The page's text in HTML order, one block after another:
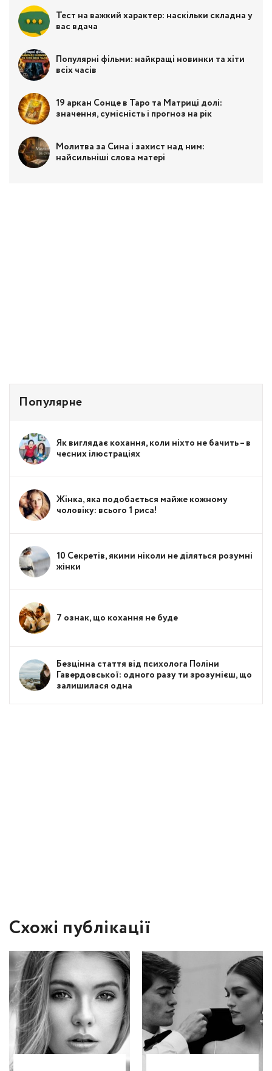
Тест на важкий характер: наскільки складна у
вас вдача
Популярні фільми: найкращі новинки та хіти
всіх часів
19 аркан Сонце в Таро та Матриці долі:
значення, сумісність і прогноз на рік
Молитва за Сина і захист над ним:
найсильніші слова матері
Популярне
Як виглядає кохання, коли ніхто не бачить – в
чесних ілюстраціях
Жінка, яка подобається майже кожному
чоловіку: всього 1 риса!
10 Секретів, якими ніколи не діляться розумні
жінки
7 ознак, що кохання не буде
Безцінна стаття від психолога Поліни
Гавердовської: одного разу ти зрозумієш, що
залишилася одна
Схожі публікації